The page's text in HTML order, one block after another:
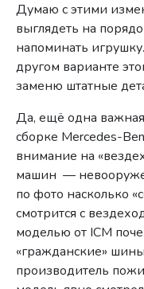
Думаю с этими
выглядеть на
напоминать
другом варианте
заменю штатные
Да, ещё одна важная
сборке Mercedes-
внимание на
машин —
по фото насколько
смотрится с
моделью от ICM
«гражданские»
производитель